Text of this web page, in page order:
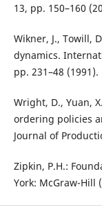
13, pp. 150–160
Wikner, J., Towill,
dynamics.
pp. 231–48 (1991).
Wright, D., Yuan,
ordering policies
Journal of
Zipkin, P.H.:
York: McGraw-Hill